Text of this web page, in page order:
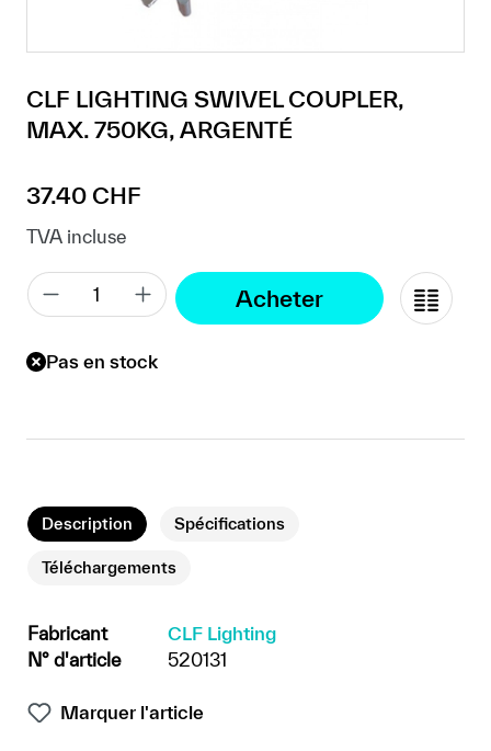
CLF LIGHTING SWIVEL COUPLER,
MAX. 750KG, ARGENTÉ
Prix régulier :
37.40 CHF
TVA incluse
Acheter
Pas en stock
Description Spécifications
Téléchargements
Fabricant
CLF Lighting
N° d'article
520131
Marquer l'article